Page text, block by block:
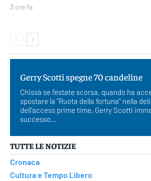
3 ore fa
Gerry Scotti spegne 70 candeline
Chissà se l'estate scorsa, quando ha
spostare la "Ruota della fortuna" nella
dell'access prime time, Gerry Scotti
successo...
TUTTE LE NOTIZIE
Cronaca
Cultura e Tempo Libero